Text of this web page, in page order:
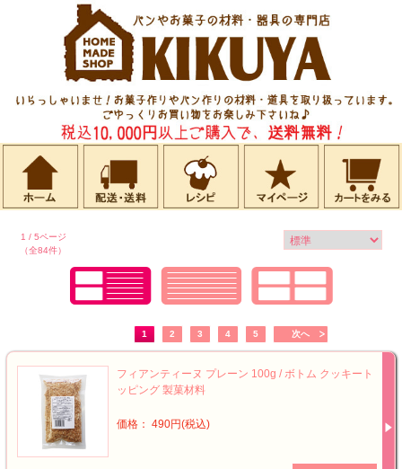
1 / 5ページ
（全84件）
1 2 3 4 5 次へ
フィアンティーヌ プレーン 100g / ボトム クッキート
ッピング 製菓材料
価格： 490円(税込)